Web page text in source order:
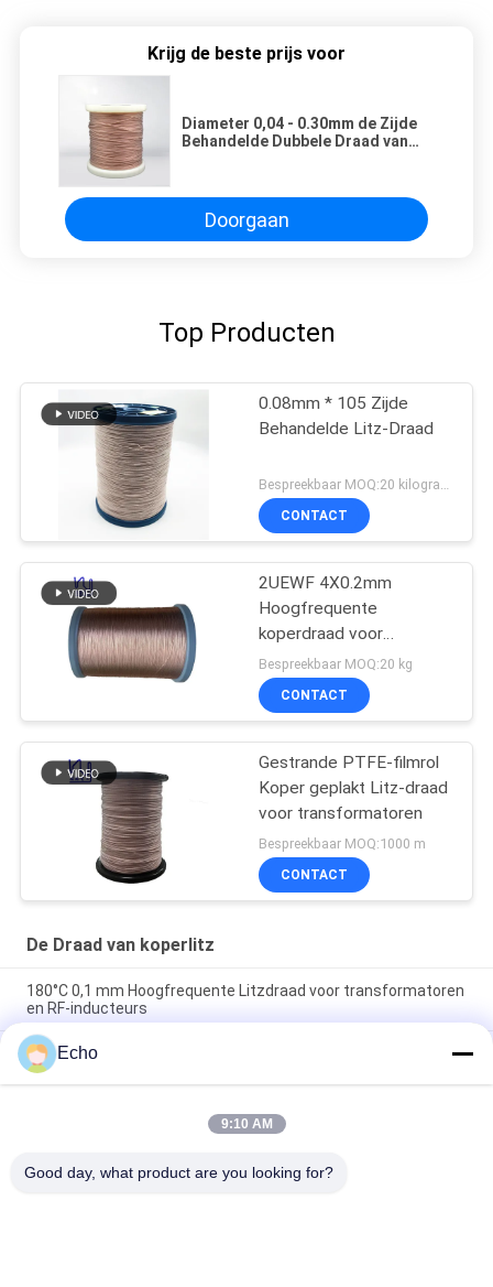
Krijg de beste prijs voor
Diameter 0,04 - 0.30mm de Zijde
Behandelde Dubbele Draad van
Geëmailleerde
Doorgaan
Top Producten
0.08mm * 105 Zijde
Behandelde Litz-Draad
Bespreekbaar MOQ:20 kilogram/Kilogram
CONTACT
2UEWF 4X0.2mm
Hoogfrequente
koperdraad voor
transformatoren
Bespreekbaar MOQ:20 kg
CONTACT
Gestrande PTFE-filmrol
Koper geplakt Litz-draad
voor transformatoren
Bespreekbaar MOQ:1000 m
CONTACT
De Draad van koperlitz
180°C 0,1 mm Hoogfrequente Litzdraad voor transformatoren
en RF-inducteurs
180°C Maximale temperatuur 0.1mm Draaddiameter 60
strengen Koper Litz draad voor hoogfrequente toepassingen
1UEW-H 0.1mm AWG38 60-streng gelast Litzdraad voor
transformatoropwikkelingen met maximale temperatuur
Echo
9:10 AM
Good day, what product are you looking for?